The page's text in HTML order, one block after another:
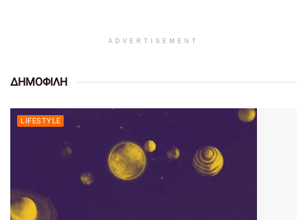
ADVERTISEMENT
ΔΗΜΟΦΙΛΗ
LIFESTYLE